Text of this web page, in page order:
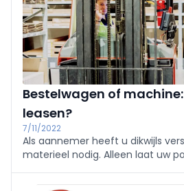
Bestelwagen of
leasen?
7/11/2022
Als aannemer heeft u dikwijls
materieel nodig. Alleen laat uw
In zo’n geval kan leasen een